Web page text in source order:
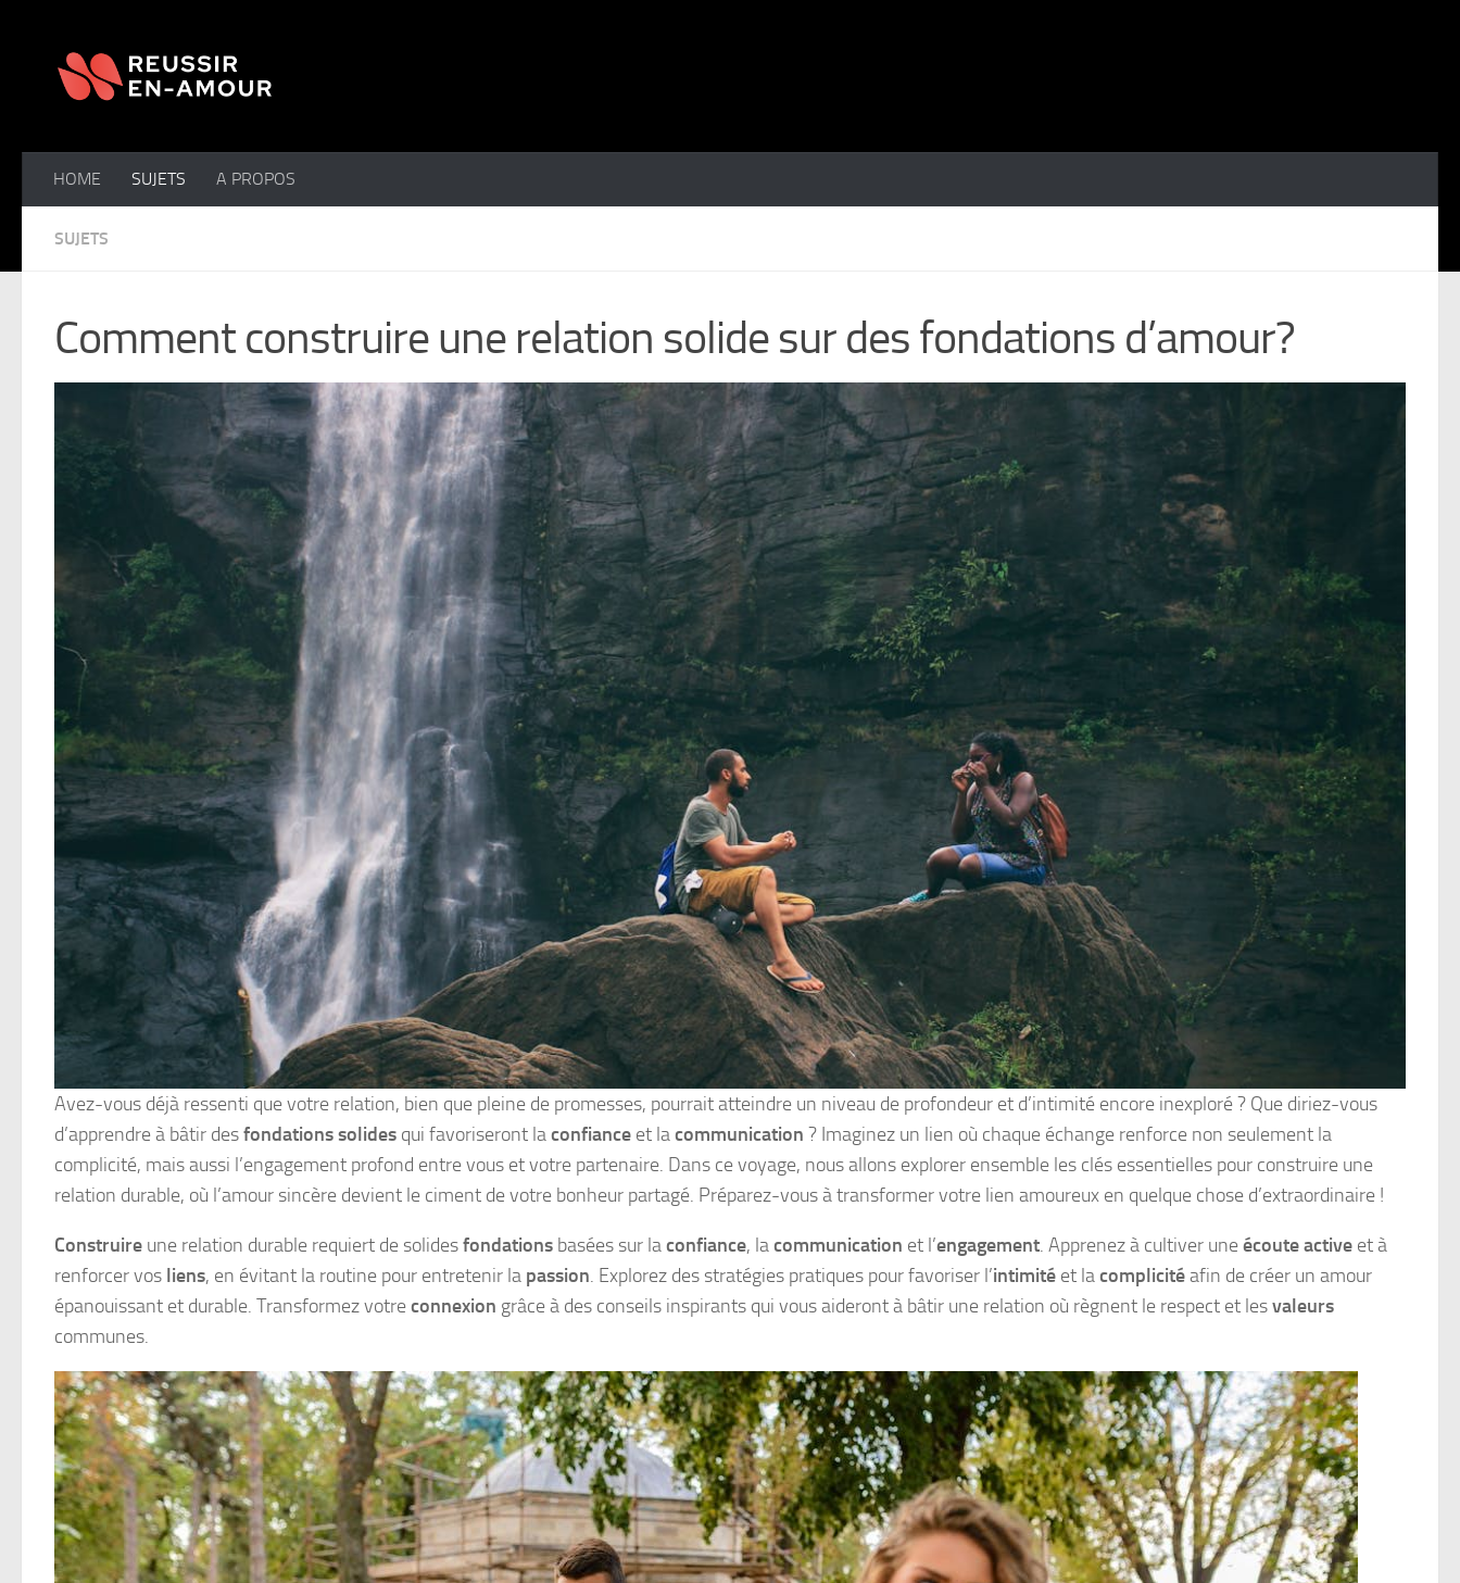
HOME SUJETS A PROPOS
SUJETS
Comment construire une relation solide sur des fondations d’amour?
Avez-vous déjà ressenti que votre relation, bien que pleine de promesses, pourrait atteindre un niveau de profondeur et d’intimité encore inexploré ? Que diriez-vous
d’apprendre à bâtir desfondations solides qui favoriseront laconfiance et lacommunication ? Imaginez un lien où chaque échange renforce non seulement la
complicité, mais aussi l’engagement profond entre vous et votre partenaire. Dans ce voyage, nous allons explorer ensemble les clés essentielles pour construire une
relation durable, où l’amour sincère devient le ciment de votre bonheur partagé. Préparez-vous à transformer votre lien amoureux en quelque chose d’extraordinaire !
Construire une relation durable requiert de solidesfondations basées sur laconfiance, lacommunication et l’engagement. Apprenez à cultiver uneécoute active et à
renforcer vos liens, en évitant la routine pour entretenir la passion. Explorez des stratégies pratiques pour favoriser l’intimité et lacomplicitéafin de créer un amour
épanouissant et durable. Transformez votreconnexion grâce à des conseils inspirants qui vous aideront à bâtir une relation où règnent le respect et lesvaleurs
communes.